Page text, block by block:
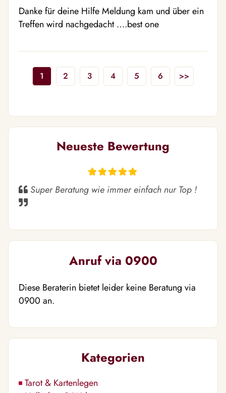
Danke für deine Hilfe Meldung kam und über ein
Treffen wird nachgedacht ….best one
1 2 3 4 5 6 >>
Neueste Bewertung
Super Beratung wie immer einfach nur Top !
Anruf via 0900
Diese Beraterin bietet leider keine Beratung via
0900 an.
Kategorien
Tarot & Kartenlegen